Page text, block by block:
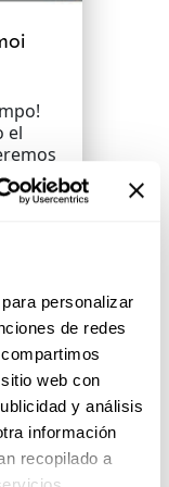
personalizar
de redes
web con
y análisis
información
recopilado a
el
historia